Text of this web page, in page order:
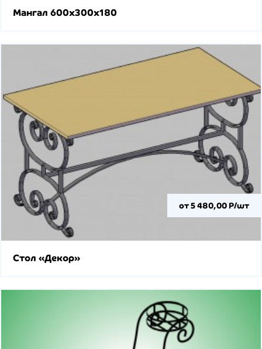
Мангал 600х300х180
от 5 480,00 Р/шт
Стол «Декор»